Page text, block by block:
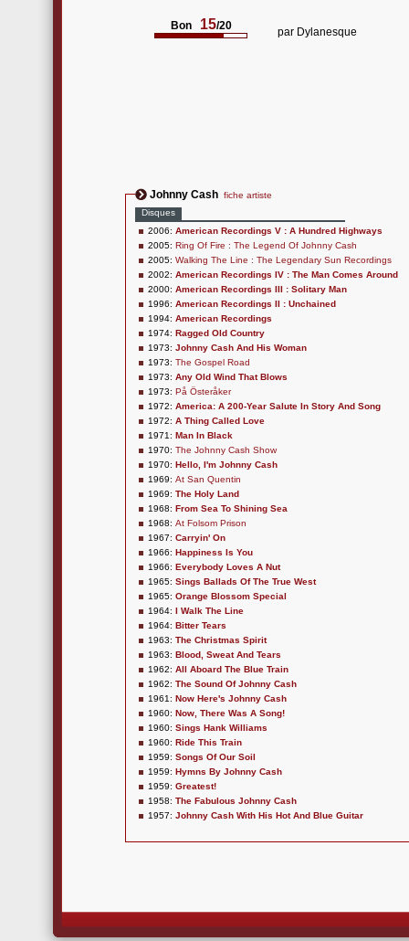
Bon 15/20 par Dylanesque
Johnny Cash fiche artiste
Disques
2006: American Recordings V : A Hundred Highways
2005: Ring Of Fire : The Legend Of Johnny Cash
2005: Walking The Line : The Legendary Sun Recordings
2002: American Recordings IV : The Man Comes Around
2000: American Recordings III : Solitary Man
1996: American Recordings II : Unchained
1994: American Recordings
1974: Ragged Old Country
1973: Johnny Cash And His Woman
1973: The Gospel Road
1973: Any Old Wind That Blows
1973: På Österåker
1972: America: A 200-Year Salute In Story And Song
1972: A Thing Called Love
1971: Man In Black
1970: The Johnny Cash Show
1970: Hello, I'm Johnny Cash
1969: At San Quentin
1969: The Holy Land
1968: From Sea To Shining Sea
1968: At Folsom Prison
1967: Carryin' On
1966: Happiness Is You
1966: Everybody Loves A Nut
1965: Sings Ballads Of The True West
1965: Orange Blossom Special
1964: I Walk The Line
1964: Bitter Tears
1963: The Christmas Spirit
1963: Blood, Sweat And Tears
1962: All Aboard The Blue Train
1962: The Sound Of Johnny Cash
1961: Now Here's Johnny Cash
1960: Now, There Was A Song!
1960: Sings Hank Williams
1960: Ride This Train
1959: Songs Of Our Soil
1959: Hymns By Johnny Cash
1959: Greatest!
1958: The Fabulous Johnny Cash
1957: Johnny Cash With His Hot And Blue Guitar